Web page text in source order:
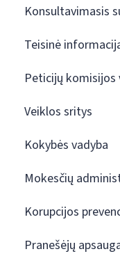
Konsultavimasis
Teisinė
Peticijų komisijos
Veiklos sritys
Kokybės vadyba
Mokesčių
Korupcijos
Pranešėjų